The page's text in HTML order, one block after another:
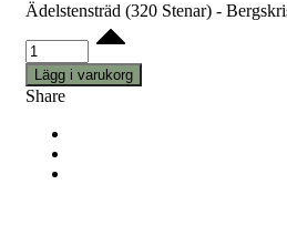
Ädelstensträd (320 Stenar) -
Lägg i varukorg
Share